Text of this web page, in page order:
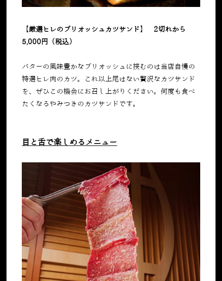
【厳選ヒレのブリオッシュカツサンド】 2切れから
5,000円（税込）
バターの風味豊かなブリオッシュに挟むのは当店自慢の
特選ヒレ肉のカツ。これ以上尾はない贅沢なカツサンド
を、ぜひこの機会にお召し上がりください。何度も食べ
たくなるやみつきのカツサンドです。
目と舌で楽しめるメニュー